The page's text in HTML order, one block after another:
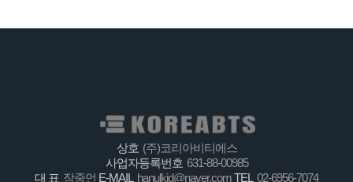
상호 (주)코리아비티에스
사업자등록번호 631-88-00985
대 표 장중언 E-MAIL hanulkid@naver.comTEL 02-6956-7074